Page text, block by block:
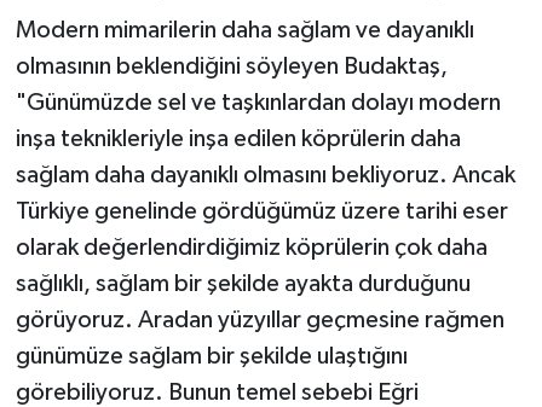
Modern mimarilerin daha sağlam ve dayanıklı
olmasının beklendiğini söyleyen Budaktaş,
"Günümüzde sel ve taşkınlardan dolayı modern
inşa teknikleriyle inşa edilen köprülerin daha
sağlam daha dayanıklı olmasını bekliyoruz. Ancak
Türkiye genelinde gördüğümüz üzere tarihi eser
olarak değerlendirdiğimiz köprülerin çok daha
sağlıklı, sağlam bir şekilde ayakta durduğunu
görüyoruz. Aradan yüzyıllar geçmesine rağmen
günümüze sağlam bir şekilde ulaştığını
görebiliyoruz. Bunun temel sebebi Eğri